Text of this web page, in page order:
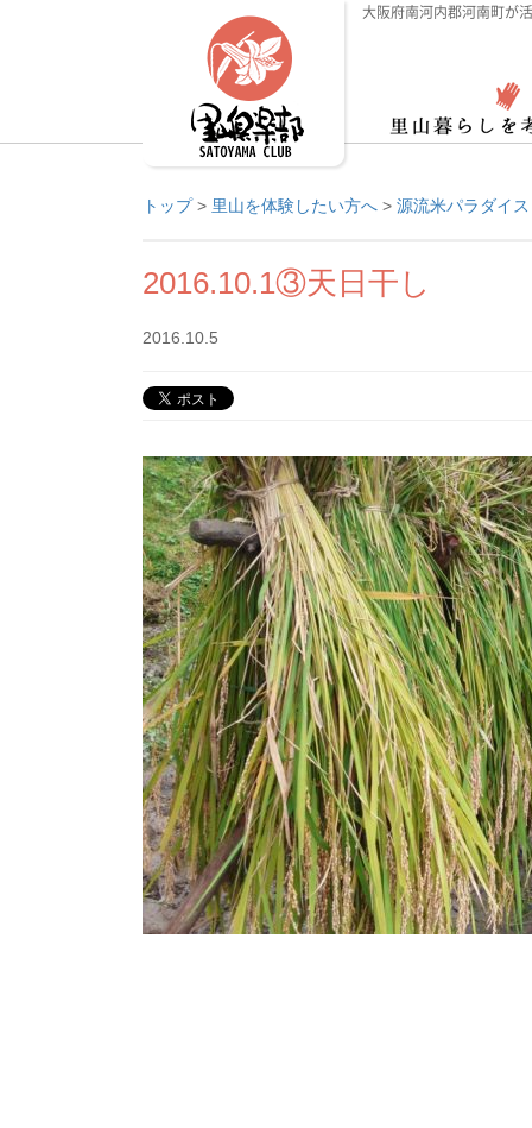
大阪府南河内郡河南町が
トップ> 里山を体験したい方へ > 源流米パラダイ
2016.10.1③天日干し
2016.10.5